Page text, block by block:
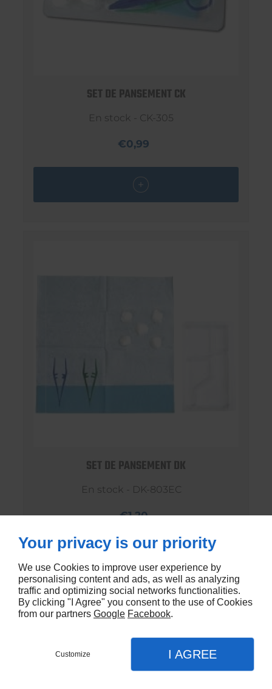
SET DE PANSEMENT CK
En stock - CK-305
€0,99
SET DE PANSEMENT DK
En stock - DK-803EC
€1,20
Your privacy is our priority
We use Cookies to improve user experience by
personalising content and ads, as well as analyzing
traffic and optimizing social networks functionalities.
By clicking "I Agree" you consent to the use of Cookies
from our partners Google Facebook.
Customize I AGREE